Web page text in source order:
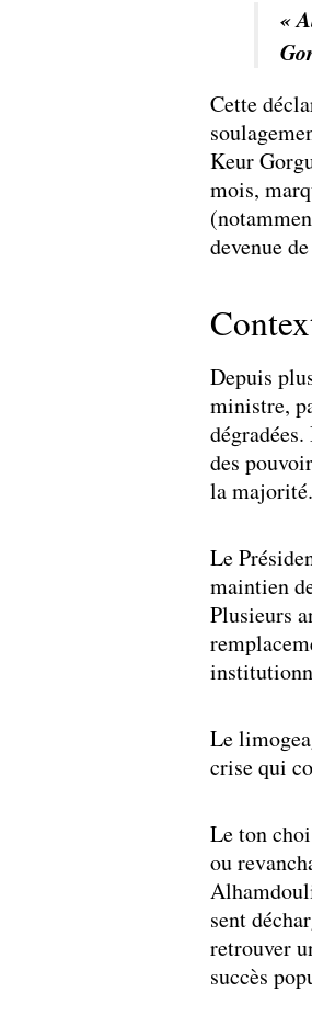
«
Cette
Keur
mois,
devenue
Depuis
ministre,
des
la majorité.
Le
maintien
Plusieurs
Le
crise qui
Le ton
ou
sent
retrouver
succès